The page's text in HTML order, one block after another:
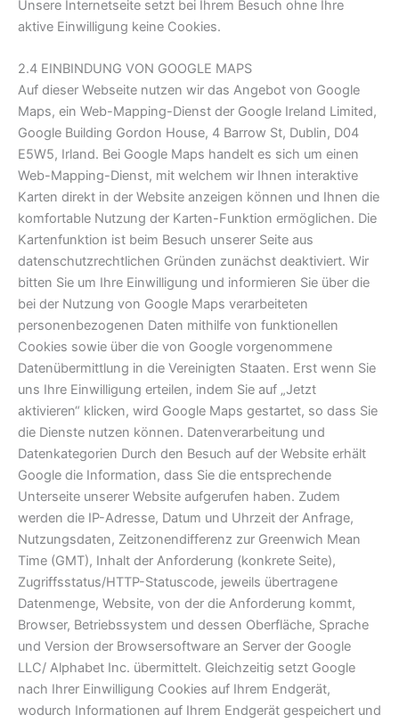
Unsere Internetseite setzt bei Ihrem Besuch ohne Ihre
aktive Einwilligung keine Cookies.
2.4 EINBINDUNG VON GOOGLE MAPS
Auf dieser Webseite nutzen wir das Angebot von Google
Maps, ein Web-Mapping-Dienst der Google Ireland Limited,
Google Building Gordon House, 4 Barrow St, Dublin, D04
E5W5, Irland. Bei Google Maps handelt es sich um einen
Web-Mapping-Dienst, mit welchem wir Ihnen interaktive
Karten direkt in der Website anzeigen können und Ihnen die
komfortable Nutzung der Karten-Funktion ermöglichen. Die
Kartenfunktion ist beim Besuch unserer Seite aus
datenschutzrechtlichen Gründen zunächst deaktiviert. Wir
bitten Sie um Ihre Einwilligung und informieren Sie über die
bei der Nutzung von Google Maps verarbeiteten
personenbezogenen Daten mithilfe von funktionellen
Cookies sowie über die von Google vorgenommene
Datenübermittlung in die Vereinigten Staaten. Erst wenn Sie
uns Ihre Einwilligung erteilen, indem Sie auf „Jetzt
aktivieren“ klicken, wird Google Maps gestartet, so dass Sie
die Dienste nutzen können. Datenverarbeitung und
Datenkategorien Durch den Besuch auf der Website erhält
Google die Information, dass Sie die entsprechende
Unterseite unserer Website aufgerufen haben. Zudem
werden die IP-Adresse, Datum und Uhrzeit der Anfrage,
Nutzungsdaten, Zeitzonendifferenz zur Greenwich Mean
Time (GMT), Inhalt der Anforderung (konkrete Seite),
Zugriffsstatus/HTTP-Statuscode, jeweils übertragene
Datenmenge, Website, von der die Anforderung kommt,
Browser, Betriebssystem und dessen Oberfläche, Sprache
und Version der Browsersoftware an Server der Google
LLC/ Alphabet Inc. übermittelt. Gleichzeitig setzt Google
nach Ihrer Einwilligung Cookies auf Ihrem Endgerät,
wodurch Informationen auf Ihrem Endgerät gespeichert und